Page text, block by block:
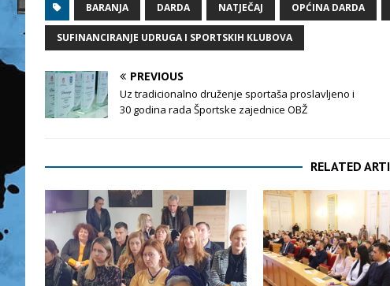
BARANJA DARDA NATJEČAJ OPĆINA DARDA
SUFINANCIRANJE UDRUGA I SPORTSKIH KLUBOVA
PREVIOUS
Uz tradicionalno druženje sportaša proslavljeno i
30 godina rada Športske zajednice OBŽ
RELATED